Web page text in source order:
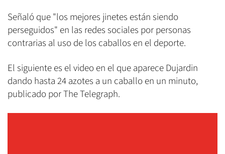
Señaló que "los mejores jinetes están siendo
perseguidos" en las redes sociales por personas
contrarias al uso de los caballos en el deporte.
El siguiente es el video en el que aparece Dujardin
dando hasta 24 azotes a un caballo en un minuto,
publicado por The Telegraph.